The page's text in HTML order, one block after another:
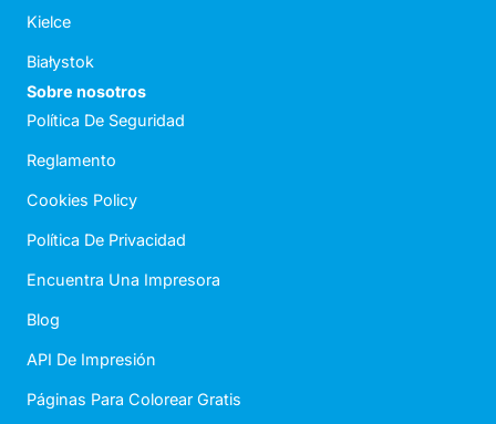
Kielce
Białystok
Sobre nosotros
Política De Seguridad
Reglamento
Cookies Policy
Política De Privacidad
Encuentra Una Impresora
Blog
API De Impresión
Páginas Para Colorear Gratis